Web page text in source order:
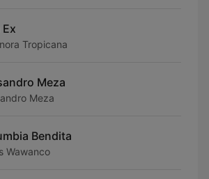
Ex
Tropicana
Meza
Meza
Bendita
Wawanco